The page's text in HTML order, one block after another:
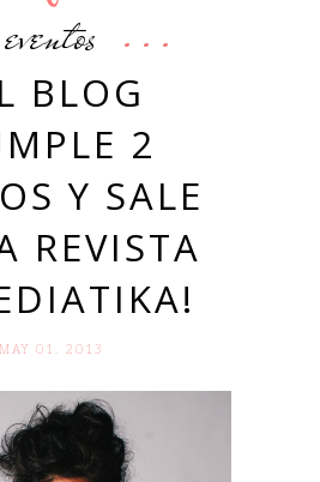
eventos
BLOG
2
Y SALE
REVISTA
MAY 01. 2013